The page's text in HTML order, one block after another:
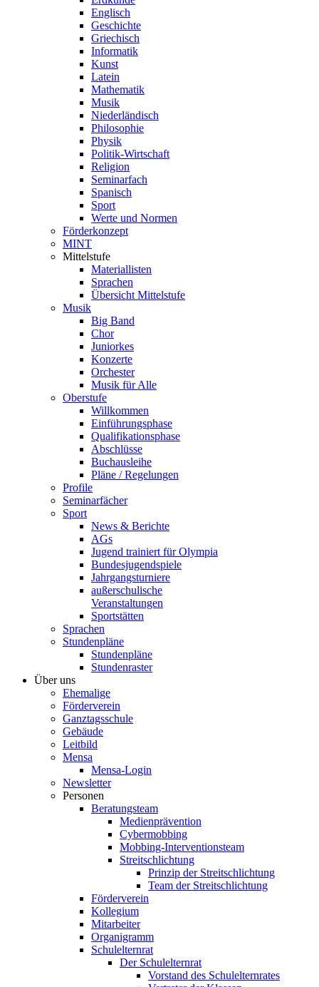
Englisch
Geschichte
Griechisch
Informatik
Kunst
Latein
Mathematik
Musik
Niederländisch
Philosophie
Physik
Politik-Wirtschaft
Religion
Seminarfach
Spanisch
Sport
Werte und Normen
Förderkonzept
MINT
Mittelstufe
Materiallisten
Sprachen
Übersicht Mittelstufe
Musik
Big Band
Chor
Juniorkes
Konzerte
Orchester
Musik für Alle
Oberstufe
Willkommen
Einführungsphase
Qualifikationsphase
Abschlüsse
Buchausleihe
Pläne / Regelungen
Profile
Seminarfächer
Sport
News & Berichte
AGs
Jugend trainiert für Olympia
Bundesjugendspiele
Jahrgangsturniere
außerschulische
Veranstaltungen
Sportstätten
Sprachen
Stundenpläne
Stundenpläne
Stundenraster
Über uns
Ehemalige
Förderverein
Ganztagsschule
Gebäude
Leitbild
Mensa
Mensa-Login
Newsletter
Personen
Beratungsteam
Medienprävention
Cybermobbing
Mobbing-Interventionsteam
Streitschlichtung
Prinzip der Streitschlichtung
Team der Streitschlichtung
Förderverein
Kollegium
Mitarbeiter
Organigramm
Schulelternrat
Der Schulelternrat
Vorstand des Schulelternrates